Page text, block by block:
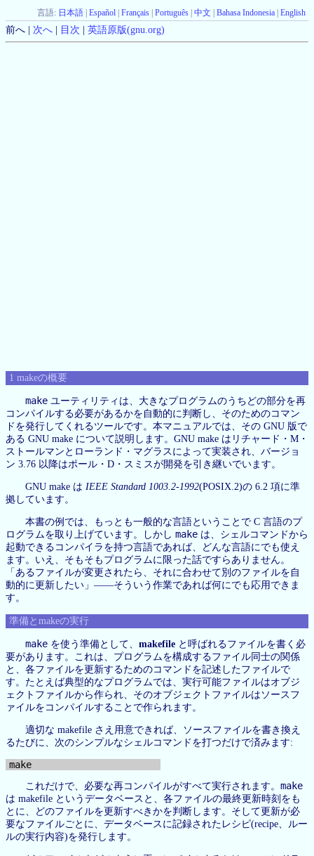
言語: 日本語 Español Français Português 中文 Bahasa Indonesia English
前へ | 次へ 目次 英語原版(gnu.org)
1 makeの概要
make ユーティリティは、大きなプログラムのうちどの部分を再
コンパイルする必要があるかを自動的に判断し、そのためのコマン
ドを発行してくれるツールです。本マニュアルでは、その GNU 版で
ある GNU make について説明します。GNU make はリチャード・M・
ストールマンとローランド・マグラスによって実装され、バージョ
ン 3.76 以降はポール・D・スミスが開発を引き継いでいます。
GNU make は IEEE Standard 1003.2-1992(POSIX.2)の 6.2 項に準
拠しています。
本書の例では、もっとも一般的な言語ということで C 言語のプ
ログラムを取り上げています。しかし make は、シェルコマンドから
起動できるコンパイラを持つ言語であれば、どんな言語にでも使え
ます。いえ、そもそもプログラムに限った話ですらありません。
「あるファイルが変更されたら、それに合わせて別のファイルを自
動的に更新したい」——そういう作業であれば何にでも応用できま
す。
準備とmakeの実行
make を使う準備として、 makefile と呼ばれるファイルを書く必
要があります。これは、プログラムを構成するファイル同士の関係
と、各ファイルを更新するためのコマンドを記述したファイルで
す。たとえば典型的なプログラムでは、実行可能ファイルはオブジ
ェクトファイルから作られ、そのオブジェクトファイルはソースフ
ァイルをコンパイルすることで作られます。
適切な makefile さえ用意できれば、ソースファイルを書き換え
るたびに、次のシンプルなシェルコマンドを打つだけで済みます:
これだけで、必要な再コンパイルがすべて実行されます。 make
は makefile というデータベースと、各ファイルの最終更新時刻をも
とに、どのファイルを更新すべきかを判断します。そして更新が必
要なファイルごとに、データベースに記録されたレシピ(recipe、ルー
ルの実行内容)を発行します。